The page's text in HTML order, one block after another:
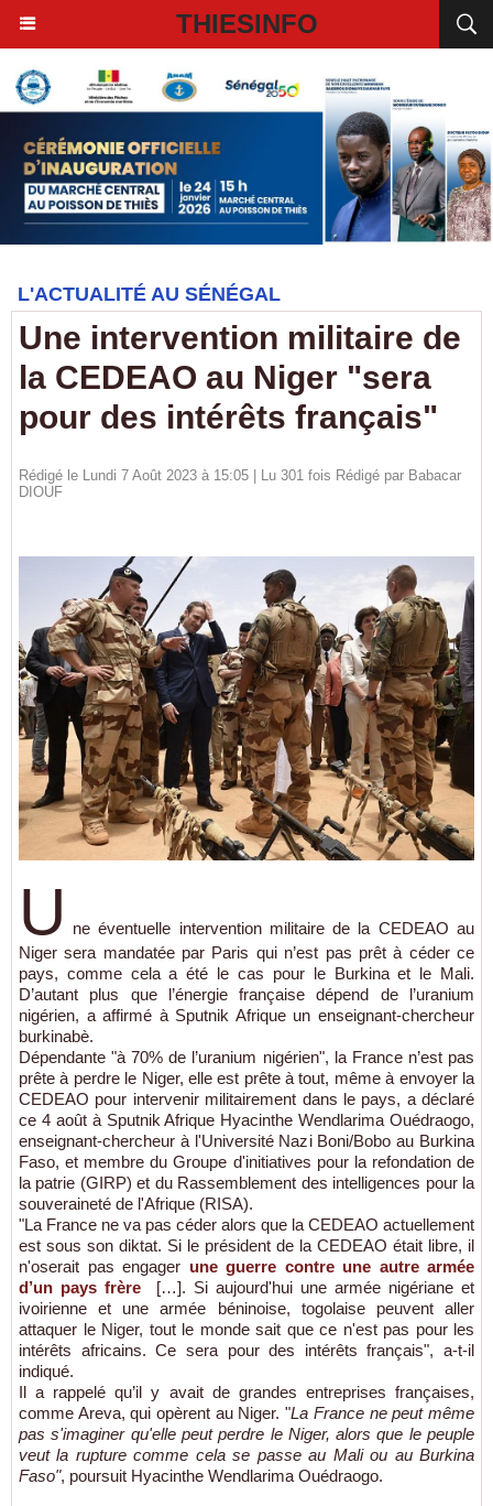
THIESINFO
L'ACTUALITÉ AU SÉNÉGAL
Une intervention militaire de
la CEDEAO au Niger "sera
pour des intérêts français"
Rédigé le Lundi 7 Août 2023 à 15:05 | Lu 301 fois Rédigé par Babacar
DIOUF
U
ne éventuelle intervention militaire de la CEDEAO au
Niger sera mandatée par Paris qui n’est pas prêt à céder ce
pays, comme cela a été le cas pour le Burkina et le Mali.
D’autant plus que l’énergie française dépend de l’uranium
nigérien, a affirmé à Sputnik Afrique un enseignant-chercheur
burkinabè.
Dépendante "à 70% de l’uranium nigérien", la France n’est pas
prête à perdre le Niger, elle est prête à tout, même à envoyer la
CEDEAO pour intervenir militairement dans le pays, a déclaré
ce 4 août à Sputnik Afrique Hyacinthe Wendlarima Ouédraogo,
enseignant-chercheur à l'Université Nazi Boni/Bobo au Burkina
Faso, et membre du Groupe d'initiatives pour la refondation de
la patrie (GIRP) et du Rassemblement des intelligences pour la
souveraineté de l'Afrique (RISA).
"La France ne va pas céder alors que la CEDEAO actuellement
est sous son diktat. Si le président de la CEDEAO était libre, il
n'oserait pas engager une guerre contre une autre armée
d’un pays frère […]. Si aujourd'hui une armée nigériane et
ivoirienne et une armée béninoise, togolaise peuvent aller
attaquer le Niger, tout le monde sait que ce n'est pas pour les
intérêts africains. Ce sera pour des intérêts français", a-t-il
indiqué.
Il a rappelé qu’il y avait de grandes entreprises françaises,
comme Areva, qui opèrent au Niger. "La France ne peut même
pas s'imaginer qu'elle peut perdre le Niger, alors que le peuple
veut la rupture comme cela se passe au Mali ou au Burkina
Faso", poursuit Hyacinthe Wendlarima Ouédraogo.